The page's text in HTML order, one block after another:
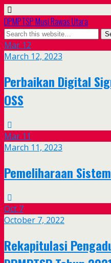
DPMPTSP Musi Rawas Utara
Mar 12
March 12, 2023
Perbaikan Digital
OSS
Mar 11
March 11, 2023
Pemeliharaan
Oct 7
October 7, 2022
Rekapitulasi